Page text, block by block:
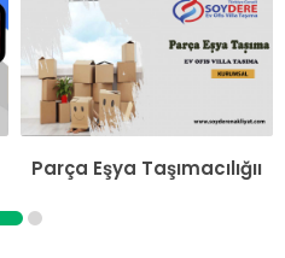
Parça Eşya Taşımacılığıı